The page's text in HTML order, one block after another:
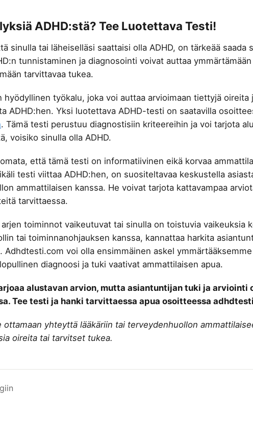
ADHD:stä? Tee Luotettava Testi!
sinulla tai läheiselläsi saattaisi olla ADHD, on tärkeää saada
tunnistaminen ja diagnosointi voivat auttaa
tarvittavaa tukea.
hyödyllinen työkalu, joka voi auttaa arvioimaan tiettyjä oireita
ADHD:hen. Yksi luotettava ADHD-testi on saatavilla
. Tämä testi perustuu diagnostisiin kriteereihin ja voi tarjota
voisiko sinulla olla ADHD.
että tämä testi on informatiivinen eikä korvaa
testi viittaa ADHD:hen, on suositeltavaa keskustella
ammattilaisen kanssa. He voivat tarjota kattavampaa
tarvittaessa.
toiminnot vaikeutuvat tai sinulla on toistuvia vaikeuksia
tai toiminnanohjauksen kanssa, kannattaa harkita
Adhdtesti.com voi olla ensimmäinen askel
diagnoosi ja tuki vaativat ammattilaisen apua.
alustavan arvion, mutta asiantuntijan tuki ja arviointi
Tee testi ja hanki tarvittaessa apua osoitteessa
ottamaan yhteyttä lääkäriin tai terveydenhuollon
oireita tai tarvitset tukea.